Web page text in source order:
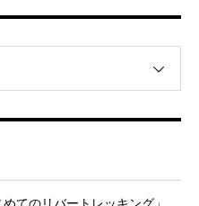
てのリバートレッキング」